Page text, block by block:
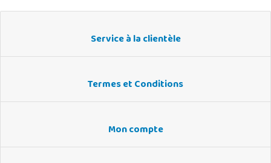
Service à la clientèle
Termes et Conditions
Mon compte